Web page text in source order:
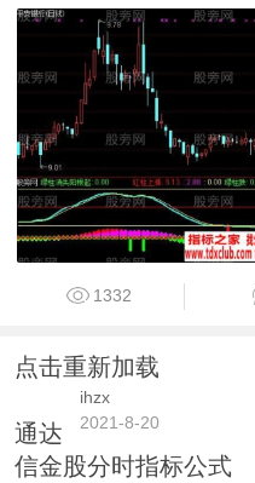
1332
点击重新加载
ihzx
2021-8-20
通达
信金股分时指标公式